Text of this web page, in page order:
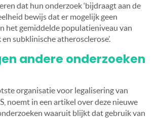
dat hun onderzoek ‘bijdraagt aan de
bewijs dat er mogelijk geen
het gemiddelde populatieniveau van
subklinische atherosclerose’.
andere onderzoeken
organisatie voor legalisering van
noemt in een artikel over deze nieuwe
waaruit blijkt dat gebruik van